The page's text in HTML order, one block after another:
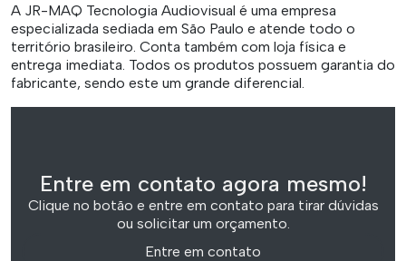
A JR-MAQ Tecnologia Audiovisual é uma empresa
especializada sediada em São Paulo e atende todo o
território brasileiro. Conta também com loja física e
entrega imediata. Todos os produtos possuem garantia do
fabricante, sendo este um grande diferencial.
Entre em contato agora mesmo!
Clique no botão e entre em contato para tirar dúvidas
ou solicitar um orçamento.
Entre em contato